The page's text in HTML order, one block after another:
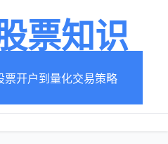
票知识
票开户到量化交易策略